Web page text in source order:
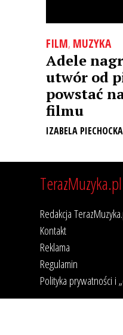
FILM, MUZYKA
Adele
utwór od
powstać
filmu
IZABELA PIECHOCKA
TerazMuzyka.pl
Redakcja
Kontakt
Reklama
Regulamin
Polityka prywatności i